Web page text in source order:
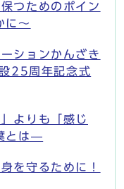
つためのポイン
に～
ションかんざき
25周年記念式
よりも「感じ
とは—
を守るために！